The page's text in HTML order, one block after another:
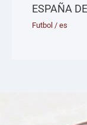
ESPAÑA
Futbol /es